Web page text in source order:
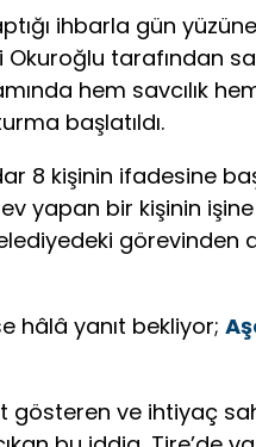
ihbarla gün yüzüne
tarafından
hem savcılık
başlatıldı.
8 kişinin ifadesine
yapan bir kişinin
görevinden
hâlâ yanıt bekliyor;
gösteren ve ihtiyaç